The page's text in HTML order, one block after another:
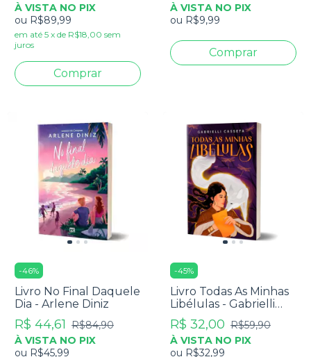
À VISTA NO PIX
ou R$89,99
em até 5 x de R$18,00 sem
juros
À VISTA NO PIX
ou R$9,99
-46%
Livro No Final Daquele
Dia - Arlene Diniz
R$ 44,61 R$84,90
À VISTA NO PIX
ou R$45,99
-45%
Livro Todas As Minhas
Libélulas - Gabrielli
Casseta
R$ 32,00 R$59,90
À VISTA NO PIX
ou R$32,99